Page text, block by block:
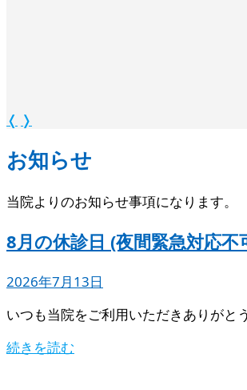
❬ ❭
お知らせ
当院よりのお知らせ事項になります。
8月の休診日 (夜間緊急対応不
2026年7月13日
いつも当院をご利用いただきありが
続きを読む